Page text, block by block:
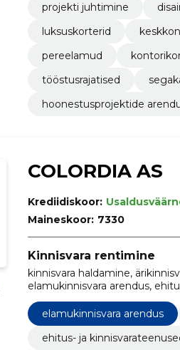
projekti juhtimine
luksuskorterid
pereelamud
tööstusrajatised
hoonestusprojektide
COLORDIA AS
Krediidiskoor:
Maineskoor: 7330
Kinnisvara rentimine
kinnisvara haldamine,
elamukinnisvara arendus,
elamukinnisvara arendus
ehitus- ja